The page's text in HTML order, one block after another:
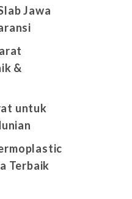
Jawa
&
untuk
Terbaik